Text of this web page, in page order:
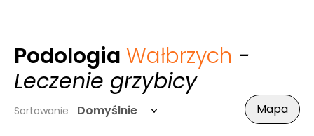
Podologia Wałbrzych -
Leczenie grzybicy
Sortowanie Domyślnie Mapa